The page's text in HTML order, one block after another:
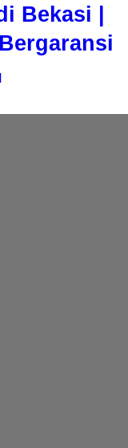
Bekasi |